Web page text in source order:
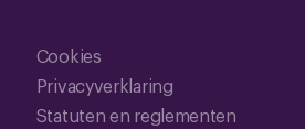
Cookies
Privacyverklaring
Statuten en reglementen